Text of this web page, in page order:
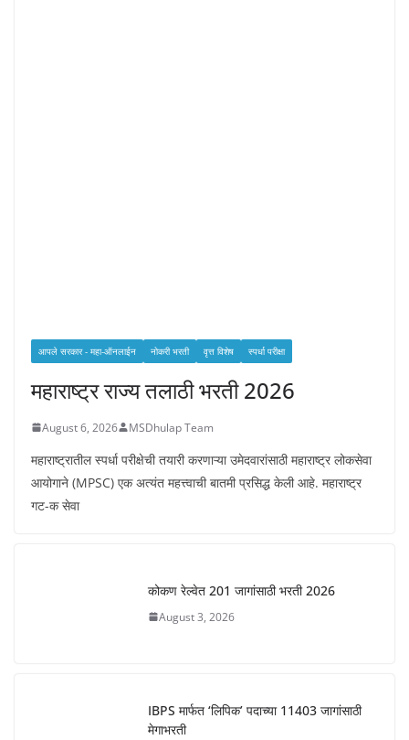
आपले सरकार - महा-ऑनलाईन नोकरी भरती वृत्त विशेष स्पर्धा परीक्षा
महाराष्ट्र राज्य तलाठी भरती 2026
August 6, 2026 MSDhulap Team
महाराष्ट्रातील स्पर्धा परीक्षेची तयारी करणाऱ्या उमेदवारांसाठी महाराष्ट्र लोकसेवा
आयोगाने (MPSC) एक अत्यंत महत्त्वाची बातमी प्रसिद्ध केली आहे. महाराष्ट्र
गट-क सेवा
कोकण रेल्वेत 201 जागांसाठी भरती 2026
August 3, 2026
IBPS मार्फत ‘लिपिक’ पदाच्या 11403 जागांसाठी
मेगाभरती